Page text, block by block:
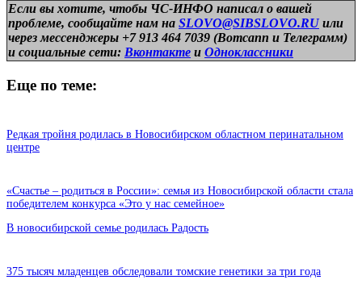
Если вы хотите, чтобы ЧС-ИНФО написал о вашей
проблеме, сообщайте нам на SLOVO@SIBSLOVO.RU или
через мессенджеры +7 913 464 7039 (Вотсапп и Телеграмм)
и социальные сети: Вконтакте и Одноклассники
Еще по теме:
Редкая тройня родилась в Новосибирском областном перинатальном
центре
«Счастье – родиться в России»: семья из Новосибирской области стала
победителем конкурса «Это у нас семейное»
В новосибирской семье родилась Радость
375 тысяч младенцев обследовали томские генетики за три года